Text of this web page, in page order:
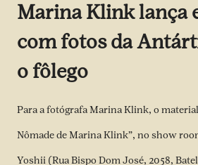
Marina Klink lança
com fotos da
o fôlego
Para a fotógrafa Marina Klink, o
Nômade de Marina Klink”, no show
Yoshii (Rua Bispo Dom José, 2058,